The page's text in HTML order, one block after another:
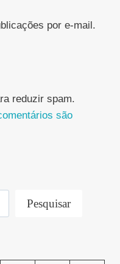
por e-mail.
reduzir spam.
são
Pesquisar